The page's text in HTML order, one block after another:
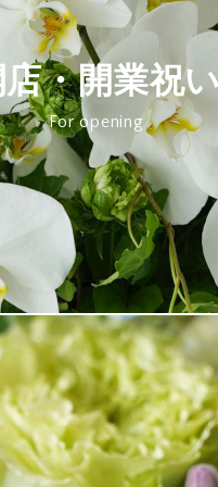
・開業祝
For opening